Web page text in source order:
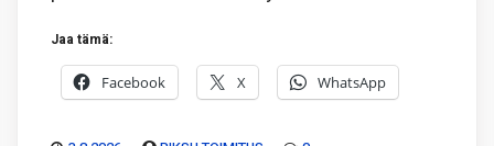
Jaa tämä:
Facebook X WhatsApp